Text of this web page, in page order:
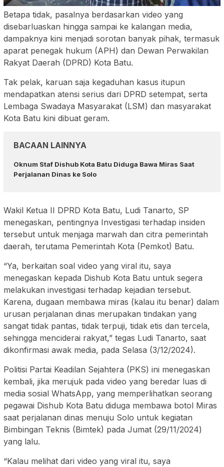
Betapa tidak, pasalnya berdasarkan video yang
disebarluaskan hingga sampai ke kalangan media,
dampaknya kini menjadi sorotan banyak pihak, termasuk
aparat penegak hukum (APH) dan Dewan Perwakilan
Rakyat Daerah (DPRD) Kota Batu.
Tak pelak, karuan saja kegaduhan kasus itupun
mendapatkan atensi serius dari DPRD setempat, serta
Lembaga Swadaya Masyarakat (LSM) dan masyarakat
Kota Batu kini dibuat geram.
BACAAN LAINNYA
Oknum Staf Dishub Kota Batu Diduga Bawa Miras Saat
Perjalanan Dinas ke Solo
Wakil Ketua II DPRD Kota Batu, Ludi Tanarto, SP
menegaskan, pentingnya Investigasi terhadap insiden
tersebut untuk menjaga marwah dan citra pemerintah
daerah, terutama Pemerintah Kota (Pemkot) Batu.
“Ya, berkaitan soal video yang viral itu, saya
menegaskan kepada Dishub Kota Batu untuk segera
melakukan investigasi terhadap kejadian tersebut.
Karena, dugaan membawa miras (kalau itu benar) dalam
urusan perjalanan dinas merupakan tindakan yang
sangat tidak pantas, tidak terpuji, tidak etis dan tercela,
sehingga menciderai rakyat,” tegas Ludi Tanarto, saat
dikonfirmasi awak media, pada Selasa (3/12/2024).
Politisi Partai Keadilan Sejahtera (PKS) ini menegaskan
kembali, jika merujuk pada video yang beredar luas di
media sosial WhatsApp, yang memperlihatkan seorang
pegawai Dishub Kota Batu diduga membawa botol Miras
saat perjalanan dinas menuju Solo untuk kegiatan
Bimbingan Teknis (Bimtek) pada Jumat (29/11/2024)
yang lalu.
“Kalau melihat dari video yang viral itu, saya